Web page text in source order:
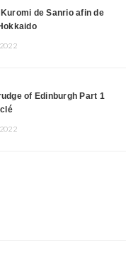
de Sanrio afin de
of Edinburgh Part 1